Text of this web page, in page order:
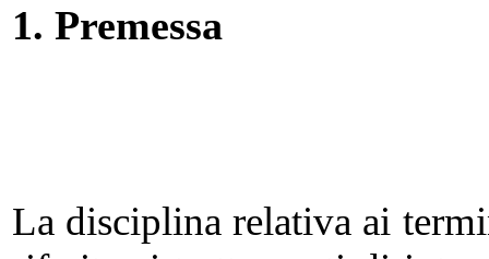
1. Premessa
La disciplina relativa ai